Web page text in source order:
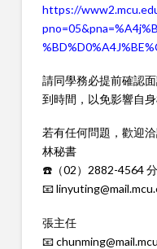
https://
請同學務必提前確認
到時間，以免影響自身
若有任何問題，歡迎洽
林秘書
☎️（02）2882-4564
📧
張主任
📧